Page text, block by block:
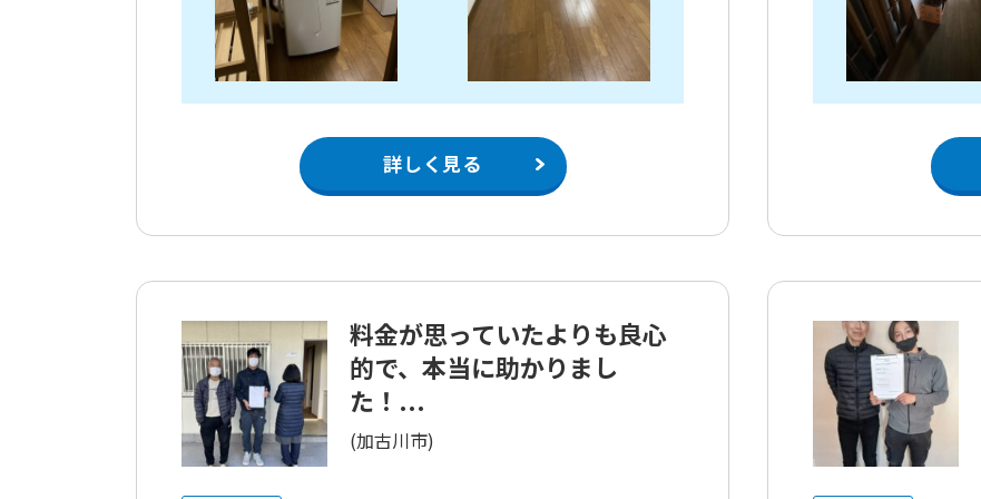
詳しく見る
料金が思っていたよりも良心
的で、本当に助かりまし
た！...
(加古川市)